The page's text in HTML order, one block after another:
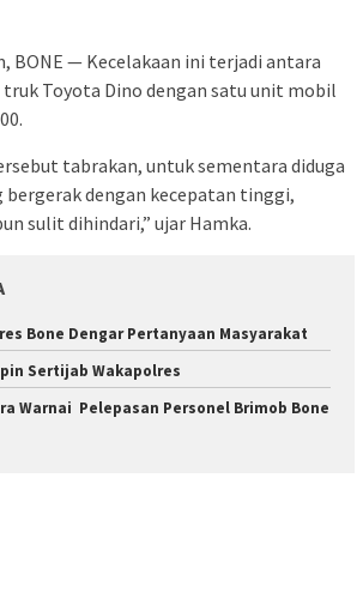
BONE — Kecelakaan ini terjadi antara
Toyota Dino dengan satu unit mobil
tabrakan, untuk sementara diduga
bergerak dengan kecepatan tinggi,
sulit dihindari,” ujar Hamka.
Bone Dengar Pertanyaan Masyarakat
Sertijab Wakapolres
Warnai Pelepasan Personel Brimob Bone